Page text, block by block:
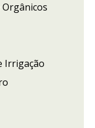
Irrigação